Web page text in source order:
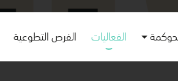
الفعاليات الفرص التطوعية